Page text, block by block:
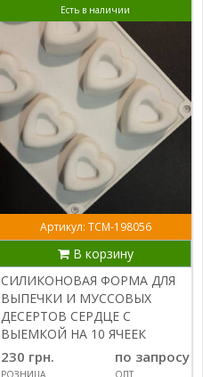
Есть в наличии
Артикул: ТСМ-198056
В корзину
СИЛИКОНОВАЯ ФОРМА ДЛЯ
ВЫПЕЧКИ И МУССОВЫХ
ДЕСЕРТОВ СЕРДЦЕ С
ВЫЕМКОЙ НА 10 ЯЧЕЕК
230 грн.
РОЗНИЦА
по запросу
ОПТ